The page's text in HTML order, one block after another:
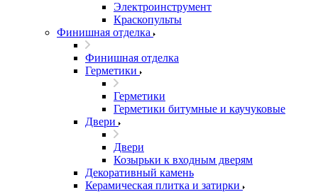
Электроинструмент
Краскопульты
Финишная отделка
Финишная отделка
Герметики
Герметики
Герметики битумные и каучуковые
Двери
Двери
Козырьки к входным дверям
Декоративный камень
Керамическая плитка и затирки